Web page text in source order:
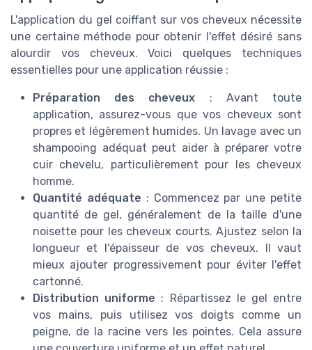
L'application du gel coiffant sur vos cheveux nécessite
une certaine méthode pour obtenir l'effet désiré sans
alourdir vos cheveux. Voici quelques techniques
essentielles pour une application réussie :
Préparation des cheveux : Avant toute
application, assurez-vous que vos cheveux sont
propres et légèrement humides. Un lavage avec un
shampooing adéquat peut aider à préparer votre
cuir chevelu, particulièrement pour les cheveux
homme.
Quantité adéquate : Commencez par une petite
quantité de gel, généralement de la taille d'une
noisette pour les cheveux courts. Ajustez selon la
longueur et l'épaisseur de vos cheveux. Il vaut
mieux ajouter progressivement pour éviter l'effet
cartonné.
Distribution uniforme : Répartissez le gel entre
vos mains, puis utilisez vos doigts comme un
peigne, de la racine vers les pointes. Cela assure